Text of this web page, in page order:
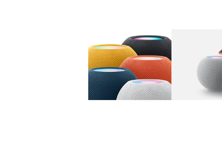
图库 图像 1